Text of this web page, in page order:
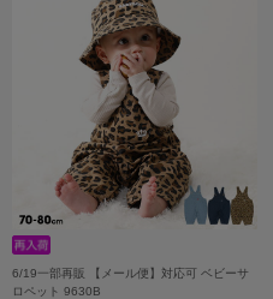
6/19一部再販 【メール便】対応可 ベビーサ
ロペット 9630B